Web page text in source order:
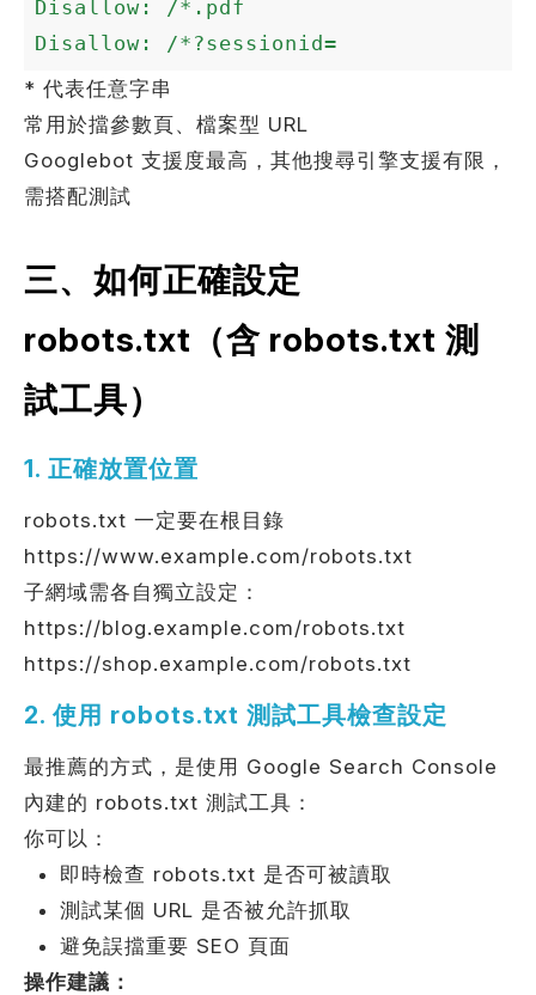
Disallow: /*.pdf
Disallow: /*?sessionid=
* 代表任意字串
常用於擋參數頁、檔案型 URL
Googlebot 支援度最高，其他搜尋引擎支援有限，
需搭配測試
三、如何正確設定
robots.txt（含 robots.txt 測
試工具）
1. 正確放置位置
robots.txt 一定要在根目錄
https://www.example.com/robots.txt
子網域需各自獨立設定：
https://blog.example.com/robots.txt
https://shop.example.com/robots.txt
2. 使用 robots.txt 測試工具檢查設定
最推薦的方式，是使用 Google Search Console
內建的 robots.txt 測試工具：
你可以：
即時檢查 robots.txt 是否可被讀取
測試某個 URL 是否被允許抓取
避免誤擋重要 SEO 頁面
操作建議：